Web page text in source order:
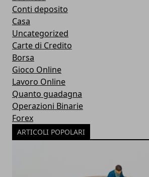
Conti deposito
Casa
Uncategorized
Carte di Credito
Borsa
Gioco Online
Lavoro Online
Quanto guadagna
Operazioni Binarie
Forex
ARTICOLI POPOLARI